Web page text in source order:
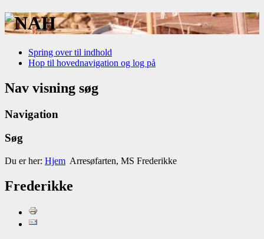
Spring over til indhold
Hop til hovednavigation og log på
Nav visning søg
Navigation
Søg
Du er her: Hjem Arresøfarten, MS Frederikke
Frederikke